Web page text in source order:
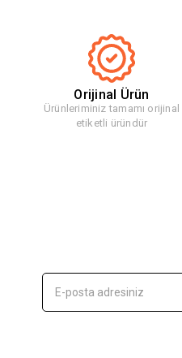
Orijinal Ürün
Ürünleriminiz tamamı orijinal
etiketli üründür